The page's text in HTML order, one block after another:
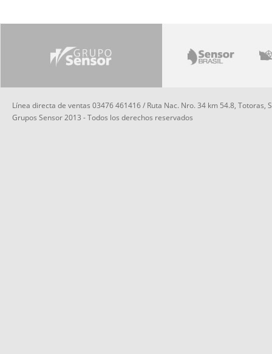
Línea directa de ventas 03476 461416 / Ruta Nac. Nro. 34 km 54.8, Totoras,
Grupos Sensor 2013 - Todos los derechos reservados